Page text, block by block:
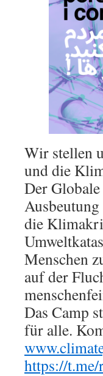
Wir stellen
und die
Der
die
Menschen
auf der
Das Camp
für alle.
https://t.me/